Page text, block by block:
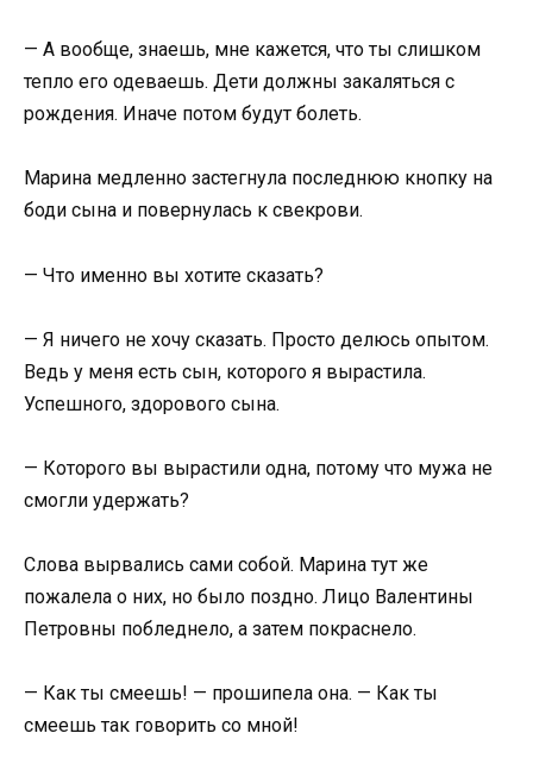
— А вообще, знаешь, мне кажется, что ты слишком
тепло его одеваешь. Дети должны закаляться с
рождения. Иначе потом будут болеть.
Марина медленно застегнула последнюю кнопку на
боди сына и повернулась к свекрови.
— Что именно вы хотите сказать?
— Я ничего не хочу сказать. Просто делюсь опытом.
Ведь у меня есть сын, которого я вырастила.
Успешного, здорового сына.
— Которого вы вырастили одна, потому что мужа не
смогли удержать?
Слова вырвались сами собой. Марина тут же
пожалела о них, но было поздно. Лицо Валентины
Петровны побледнело, а затем покраснело.
— Как ты смеешь! — прошипела она. — Как ты
смеешь так говорить со мной!